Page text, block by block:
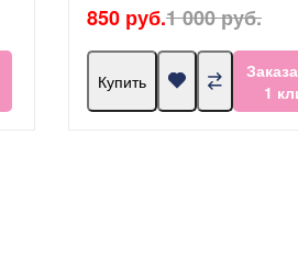
850 руб.1 000 руб.
Купить
1